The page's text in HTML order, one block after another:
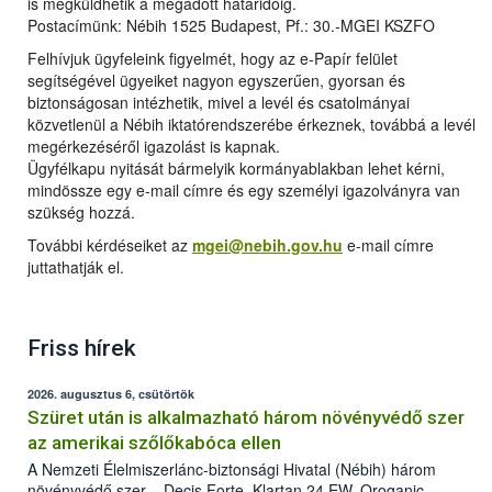
Postacímünk: Nébih 1525 Budapest, Pf.: 30.-MGEI KSZFO
Felhívjuk ügyfeleink figyelmét, hogy az e-Papír felület
segítségével ügyeiket nagyon egyszerűen, gyorsan és
biztonságosan intézhetik, mivel a levél és csatolmányai
közvetlenül a Nébih iktatórendszerébe érkeznek, továbbá a levél
megérkezéséről igazolást is kapnak.
Ügyfélkapu nyitását bármelyik kormányablakban lehet kérni,
mindössze egy e-mail címre és egy személyi igazolványra van
szükség hozzá.
További kérdéseiket az mgei@nebih.gov.hu e-mail címre
juttathatják el.
Friss hírek
2026. augusztus 6, csütörtök
Szüret után is alkalmazható három növényvédő szer
az amerikai szőlőkabóca ellen
A Nemzeti Élelmiszerlánc-biztonsági Hivatal (Nébih) három